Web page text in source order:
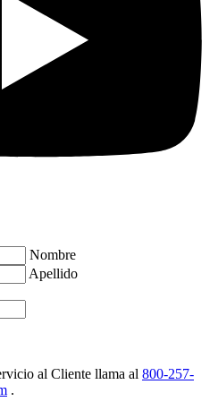
Nombre
Apellido
al Cliente llama al 800-257-
.